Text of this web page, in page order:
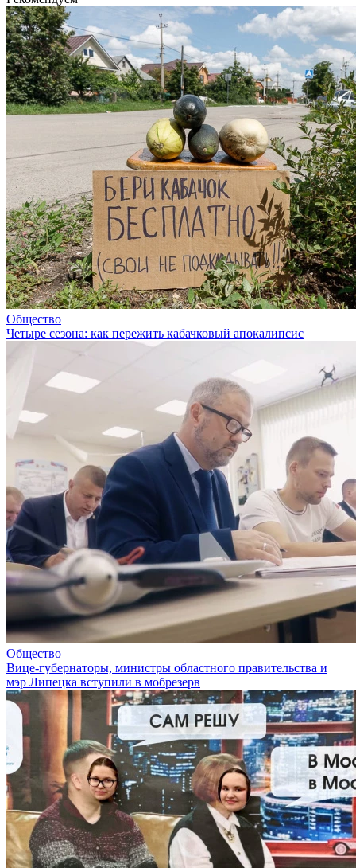
Общество
Четыре сезона: как пережить кабачковый апокалипсис
Общество
Вице-губернаторы, министры областного правительства и
мэр Липецка вступили в мобрезерв